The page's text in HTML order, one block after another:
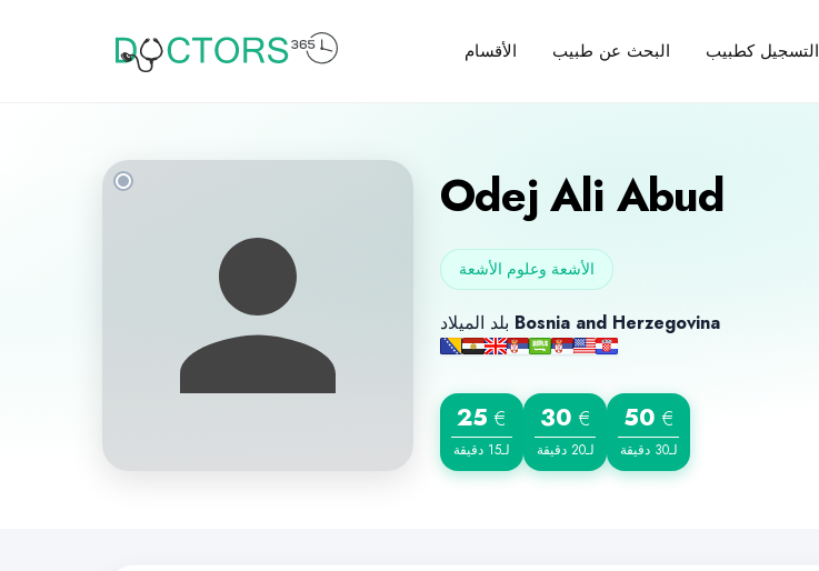
الأقسام البحث عن طبيب التسجيل كطبيب
Odej Ali Abud
الأشعة وعلوم الأشعة
Bosnia and Herzegovina
25 €
لـ15 دقيقة
30 €
لـ20 دقيقة
50 €
لـ30 دقيقة